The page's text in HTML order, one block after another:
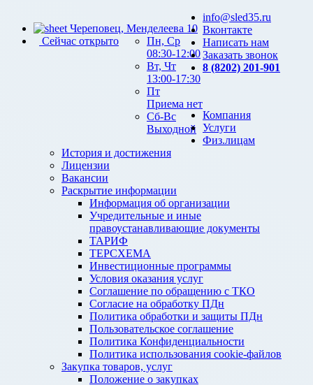
Череповец, Менделеева 10
Сейчас открыто
Пн, Ср
08:30-12:00
Вт, Чт
13:00-17:30
Пт
Приема нет
Сб-Вс
Выходной
info@sled35.ru
Вконтакте
Написать нам
Заказать звонок
8 (8202) 201-901
Компания
История и достижения
Лицензии
Вакансии
Раскрытие информации
Информация об организации
Учредительные и иные
правоустанавливающие документы
ТАРИФ
ТЕРСХЕМА
Инвестиционные программы
Условия оказания услуг
Соглашение по обращению с ТКО
Согласие на обработку ПДн
Политика обработки и защиты ПДн
Пользовательское соглашение
Политика Конфиденциальности
Политика использования cookie-файлов
Закупка товаров, услуг
Положение о закупках
Услуги
Физ.лицам